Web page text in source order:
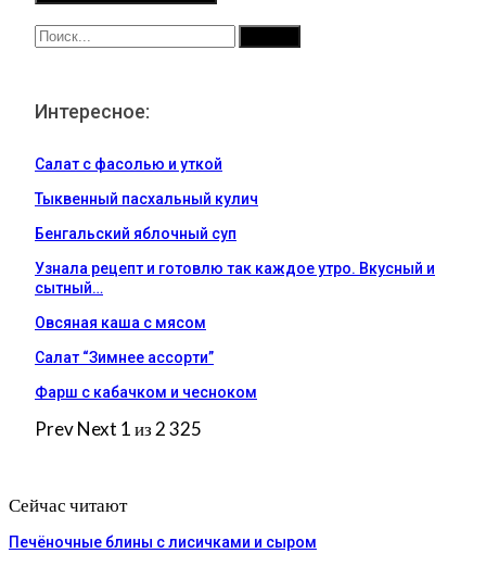
Интересное:
Салат с фасолью и уткой
Тыквенный пасхальный кулич
Бенгальский яблочный суп
Узнала рецепт и готовлю так каждое утро. Вкусный и
сытный…
Овсяная каша с мясом
Салат “Зимнее ассорти”
Фарш с кабачком и чесноком
PrevNext 1 из 2 325
Сейчас читают
Печёночные блины с лисичками и сыром